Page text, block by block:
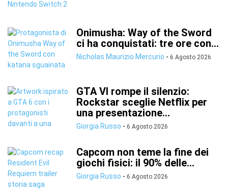
Onimusha: Way of the Sword
ci ha conquistati: tre ore con...
Nicholas Maurizio Mercurio - 6 Agosto 2026
GTA VI rompe il silenzio:
Rockstar sceglie Netflix per
una presentazione...
Giorgia Russo - 6 Agosto 2026
Capcom non teme la fine dei
giochi fisici: il 90% delle...
Giorgia Russo - 6 Agosto 2026